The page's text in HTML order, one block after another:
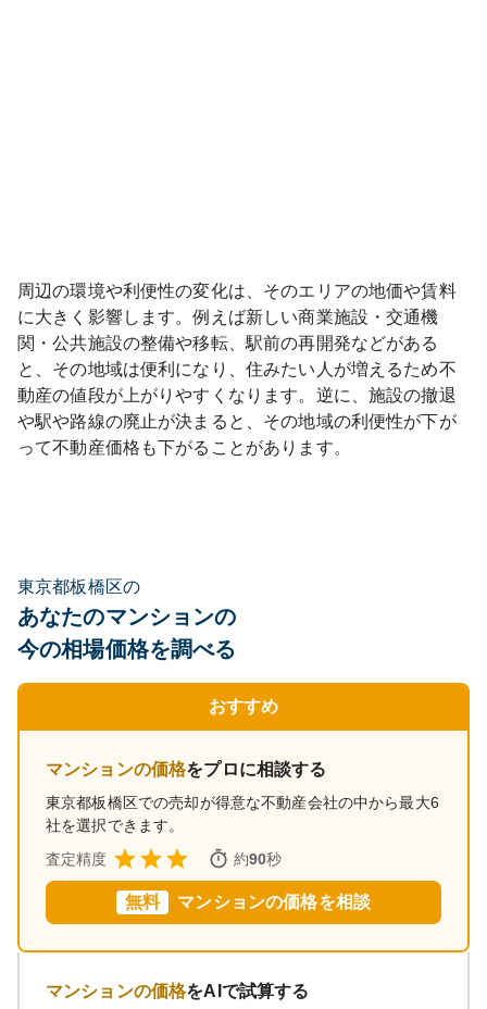
周辺の環境や利便性の変化は、そのエリアの地価や賃料
に大きく影響します。例えば新しい商業施設・交通機
関・公共施設の整備や移転、駅前の再開発などがある
と、その地域は便利になり、住みたい人が増えるため不
動産の値段が上がりやすくなります。逆に、施設の撤退
や駅や路線の廃止が決まると、その地域の利便性が下が
って不動産価格も下がることがあります。
東京都板橋区の
あなたのマンションの
今の相場価格を調べる
おすすめ
マンションの価格をプロに相談する
東京都板橋区での売却が得意な不動産会社の中から最大6
社を選択できます。
査定精度
約90秒
無料 マンションの価格を相談
マンションの価格をAIで試算する